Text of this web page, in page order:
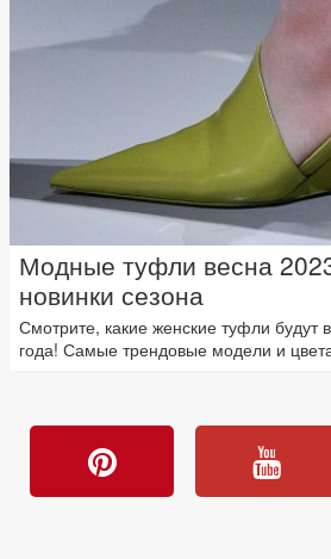
Модные туфли весна
новинки сезона
Смотрите, какие женские туфли будут
года! Самые трендовые модели и